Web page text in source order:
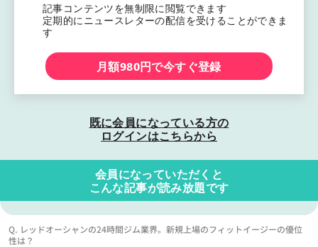
記事コンテンツを無制限に閲覧できます
定期的にニュースレターの配信を受けることができま
す
月額980円で今すぐ登録
既に会員になっている方の
ログインはこちらから
会員になっていただくと
こんな記事が読み放題です
Q. レッドオーシャンの24時間ジム業界。新規上場のフィットイージーの優位
性は？